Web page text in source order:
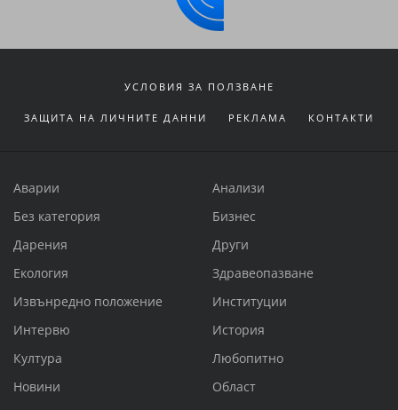
УСЛОВИЯ ЗА ПОЛЗВАНЕ
ЗАЩИТА НА ЛИЧНИТЕ ДАННИ РЕКЛАМА КОНТАКТИ
Аварии
Анализи
Без категория
Бизнес
Дарения
Други
Екология
Здравеопазване
Извънредно положение
Институции
Интервю
История
Култура
Любопитно
Новини
Област